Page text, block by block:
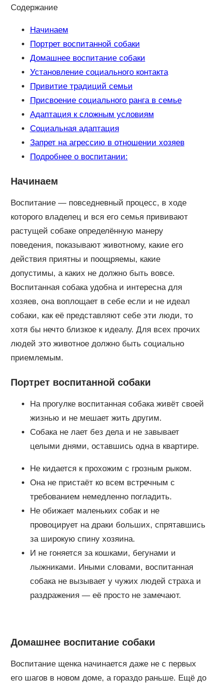
Содержание
Начинаем
Портрет воспитанной собаки
Домашнее воспитание собаки
Установление социального контакта
Привитие традиций семьи
Присвоение социального ранга в семье
Адаптация к сложным условиям
Социальная адаптация
Запрет на агрессию в отношении хозяев
Подробнее о воспитании:
Начинаем
Воспитание — повседневный процесс, в ходе
которого владелец и вся его семья прививают
растущей собаке определённую манеру
поведения, показывают животному, какие его
действия приятны и поощряемы, какие
допустимы, а каких не должно быть вовсе.
Воспитанная собака удобна и интересна для
хозяев, она воплощает в себе если и не идеал
собаки, как её представляют себе эти люди, то
хотя бы нечто близкое к идеалу. Для всех прочих
людей это животное должно быть социально
приемлемым.
Портрет воспитанной собаки
На прогулке воспитанная собака живёт своей
жизнью и не мешает жить другим.
Собака не лает без дела и не завывает
целыми днями, оставшись одна в квартире.
Не кидается к прохожим с грозным рыком.
Она не пристаёт ко всем встречным с
требованием немедленно погладить.
Не обижает маленьких собак и не
провоцирует на драки больших, спрятавшись
за широкую спину хозяина.
И не гоняется за кошками, бегунами и
лыжниками. Иными словами, воспитанная
собака не вызывает у чужих людей страха и
раздражения — её просто не замечают.
Домашнее воспитание собаки
Воспитание щенка начинается даже не с первых
его шагов в новом доме, а гораздо раньше. Ещё до